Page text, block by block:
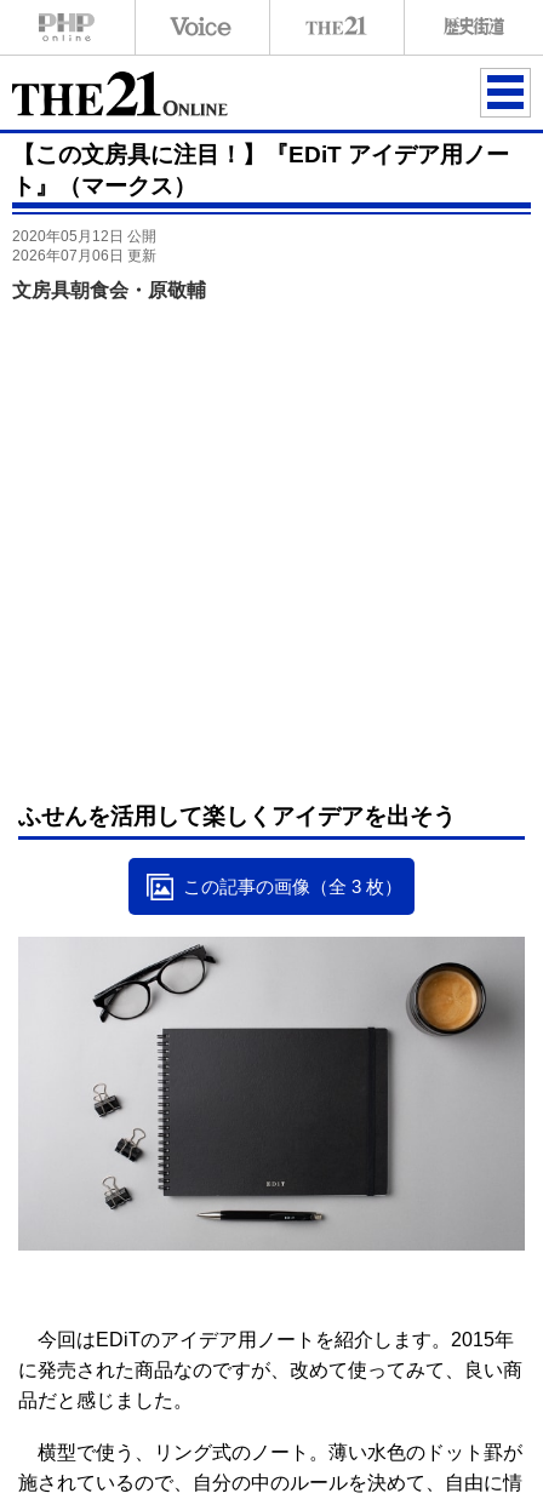
ME
NU
【この文房具に注目！】『EDiT アイデア用ノー
ト』（マークス）
2020年05月12日 公開
2026年07月06日 更新
文房具朝食会・原敬輔
ふせんを活用して楽しくアイデアを出そう
この記事の画像（全 3 枚）
今回はEDiTのアイデア用ノートを紹介します。2015年
に発売された商品なのですが、改めて使ってみて、良い商
品だと感じました。
横型で使う、リング式のノート。薄い水色のドット罫が
施されているので、自分の中のルールを決めて、自由に情